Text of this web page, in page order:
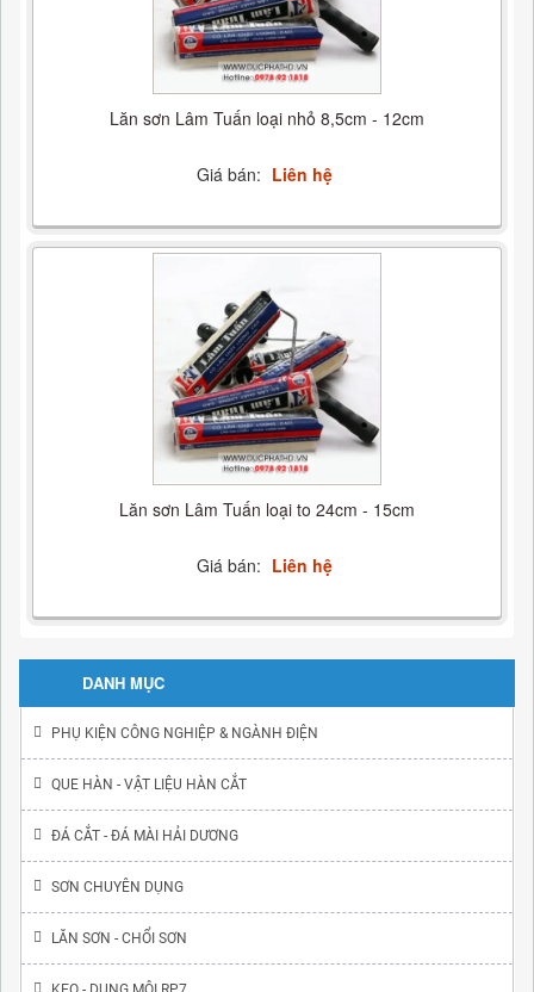
Lăn sơn Lâm Tuấn loại nhỏ 8,5cm - 12cm
Giá bán: Liên hệ
Lăn sơn Lâm Tuấn loại to 24cm - 15cm
Giá bán: Liên hệ
DANH MỤC
PHỤ KIỆN CÔNG NGHIỆP & NGÀNH ĐIỆN
QUE HÀN - VẬT LIỆU HÀN CẮT
ĐÁ CẮT - ĐÁ MÀI HẢI DƯƠNG
SƠN CHUYÊN DỤNG
LĂN SƠN - CHỔI SƠN